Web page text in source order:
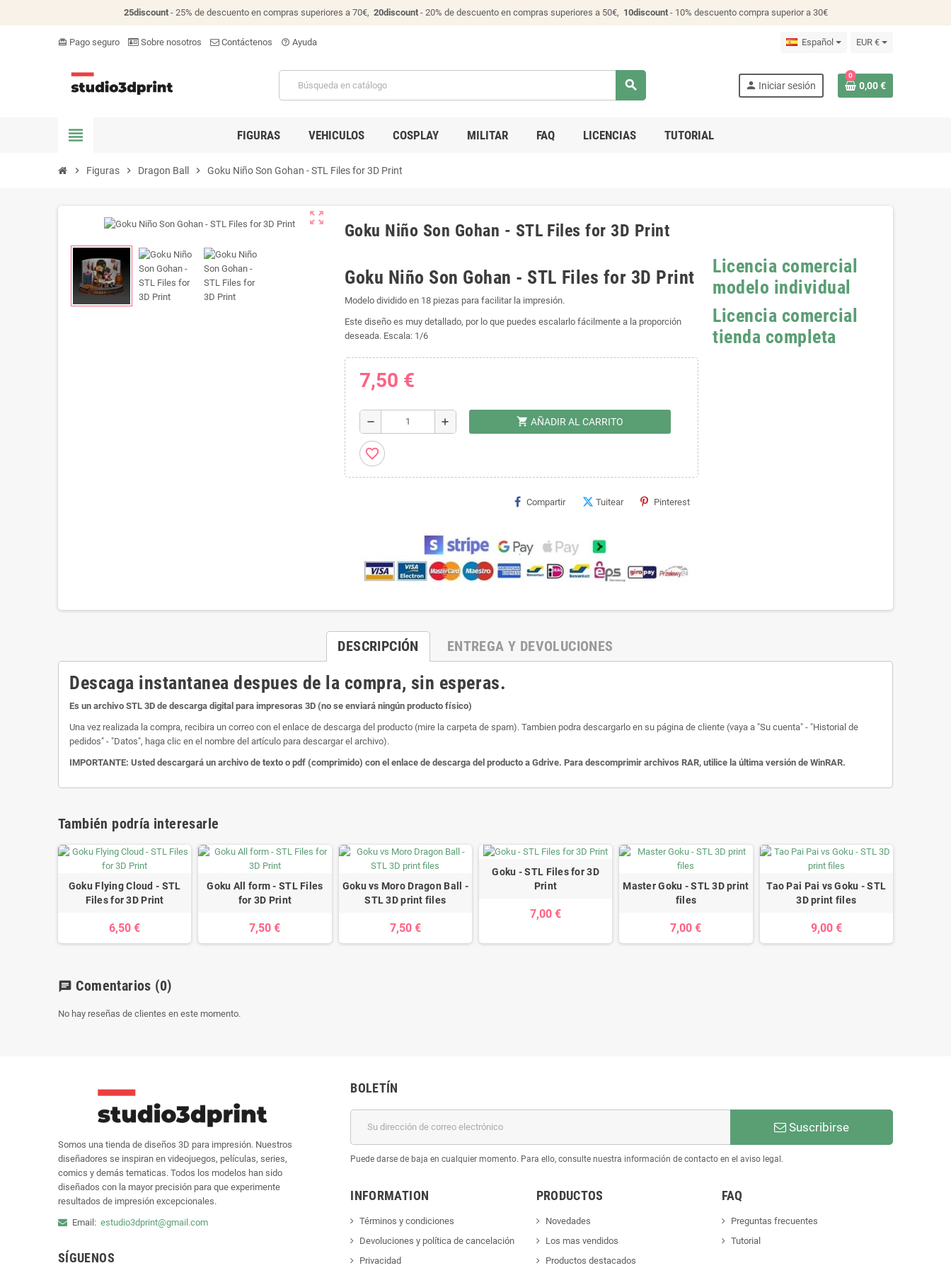
25discount- 25% de descuento en compras superiores a 70€, 20discount- 20% de descuento en compras superiores a 50€, 10discount- 10% descuento compra superior a 30€
card_giftcard Pago seguro Sobre nosotros Contáctenos help_outline Ayuda Español EUR €
search person Iniciar sesión
0
0,00 €
view_headline FIGURAS VEHICULOS COSPLAY MILITAR FAQ LICENCIAS TUTORIAL
chevron_right Figuras chevron_right Dragon Ball chevron_right Goku Niño Son Gohan - STL Files for 3D Print
zoom_out_map
Goku Niño Son Gohan - STL Files for 3D Print
Goku Niño Son Gohan - STL Files for 3D Print
Modelo dividido en 18 piezas para facilitar la impresión.
Este diseño es muy detallado, por lo que puedes escalarlo fácilmente a la proporción
deseada. Escala: 1/6
7,50 €
remove add shopping_cart AÑADIR AL CARRITO
favorite_border
Compartir Tuitear Pinterest
Licencia comercial
modelo individual
Licencia comercial
tienda completa
DESCRIPCIÓN ENTREGA Y DEVOLUCIONES
Descaga instantanea despues de la compra, sin esperas.
Es un archivo STL 3D de descarga digital para impresoras 3D (no se enviará ningún producto físico)
Una vez realizada la compra, recibira un correo con el enlace de descarga del producto (mire la carpeta de spam). Tambien podra descargarlo en su página de cliente (vaya a "Su cuenta" - "Historial de
pedidos" - "Datos", haga clic en el nombre del artículo para descargar el archivo).
IMPORTANTE: Usted descargará un archivo de texto o pdf (comprimido) con el enlace de descarga del producto a Gdrive. Para descomprimir archivos RAR, utilice la última versión de WinRAR.
También podría interesarle
Goku Flying Cloud - STL
Files for 3D Print
6,50 €
Goku All form - STL Files
for 3D Print
7,50 €
Goku vs Moro Dragon Ball -
STL 3D print files
7,50 €
Goku - STL Files for 3D
Print
7,00 €
Master Goku - STL 3D print
files
7,00 €
Tao Pai Pai vs Goku - STL
3D print files
9,00 €
chat Comentarios (0)
No hay reseñas de clientes en este momento.
Somos una tienda de diseños 3D para impresión. Nuestros
diseñadores se inspiran en videojuegos, películas, series,
comics y demás tematicas. Todos los modelos han sido
diseñados con la mayor precisión para que experimente
resultados de impresión excepcionales.
Email: estudio3dprint@gmail.com
SÍGUENOS
BOLETÍN
Suscribirse
Puede darse de baja en cualquier momento. Para ello, consulte nuestra información de contacto en el aviso legal.
INFORMATION
Términos y condiciones
Devoluciones y política de cancelación
Privacidad
PRODUCTOS
Novedades
Los mas vendidos
Productos destacados
FAQ
Preguntas frecuentes
Tutorial